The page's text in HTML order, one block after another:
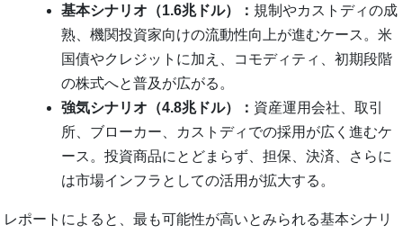
基本シナリオ（1.6兆ドル）： 規制やカストディの成
熟、機関投資家向けの流動性向上が進むケース。米
国債やクレジットに加え、コモディティ、初期段階
の株式へと普及が広がる。
強気シナリオ（4.8兆ドル）： 資産運用会社、取引
所、ブローカー、カストディでの採用が広く進むケ
ース。投資商品にとどまらず、担保、決済、さらに
は市場インフラとしての活用が拡大する。
レポートによると、最も可能性が高いとみられる基本シナリ